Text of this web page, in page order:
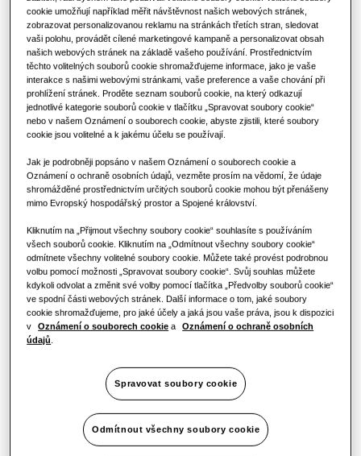
Klimatizační řešení
Ovladače
Výhody tepelného čerpadla
Co je to klimatizace a jak funguje?
KOMERČNÍ ŘEŠENÍ
Hotely
Maloobchod
Restaurace
Kancelář
Udržitelnost
SmartThings Pro
VÝKON: 5.2KW VYTÁPĚNÍ: CHLAZENÍ:
WindFree™️ 4-Way Cassette High
Efficiency
AC052BN4PKG/EU
Kompatibilní s DVM
AC052BXAPKG/EU,AC071BXAPKG/EU,AC071BXAPNG/EU,
AC100BXAPKG/EU,AC100BXAPNG/EU,AC120BXAPNG/EU,
AC140BXAPNG/EU
Dostupná kapacita
5.2KW 7.1KW 10.0KW 12.0KW
14.0KW
Dostupný výkon
cookie umožňují například měřit návštěvnost našich webových stránek,
zobrazovat personalizovanou reklamu na stránkách třetích stran, sledovat
vaši polohu, provádět cílené marketingové kampaně a personalizovat obsah
našich webových stránek na základě vašeho používání. Prostřednictvím
těchto volitelných souborů cookie shromažďujeme informace, jako je vaše
interakce s našimi webovými stránkami, vaše preference a vaše chování při
prohlížení stránek. Proděte seznam souborů cookie, na který odkazují
jednotlivé kategorie souborů cookie v tlačítku „Spravovat soubory cookie“
nebo v našem Oznámení o souborech cookie, abyste zjistili, které soubory
cookie jsou volitelné a k jakému účelu se používají.
Jak je podrobněji popsáno v našem Oznámení o souborech cookie a
Oznámení o ochraně osobních údajů, vezměte prosím na vědomí, že údaje
shromážděné prostřednictvím určitých souborů cookie mohou být přenášeny
mimo Evropský hospodářský prostor a Spojené království.
Kliknutím na „Přijmout všechny soubory cookie“ souhlasíte s používáním
všech souborů cookie. Kliknutím na „Odmítnout všechny soubory cookie“
odmítnete všechny volitelné soubory cookie. Můžete také provést podrobnou
volbu pomocí možnosti „Spravovat soubory cookie“. Svůj souhlas můžete
kdykoli odvolat a změnit své volby pomocí tlačítka „Předvolby souborů cookie“
ve spodní části webových stránek. Další informace o tom, jaké soubory
cookie shromažďujeme, pro jaké účely a jaká jsou vaše práva, jsou k dispozici
v
Oznámení o souborech cookie a
Oznámení o ochraně osobních
údajů.
Spravovat soubory cookie
Odmítnout všechny soubory cookie